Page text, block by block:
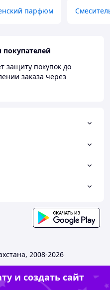
парфюм
защиту покупок до
заказа через
2008-2026
и создать сайт